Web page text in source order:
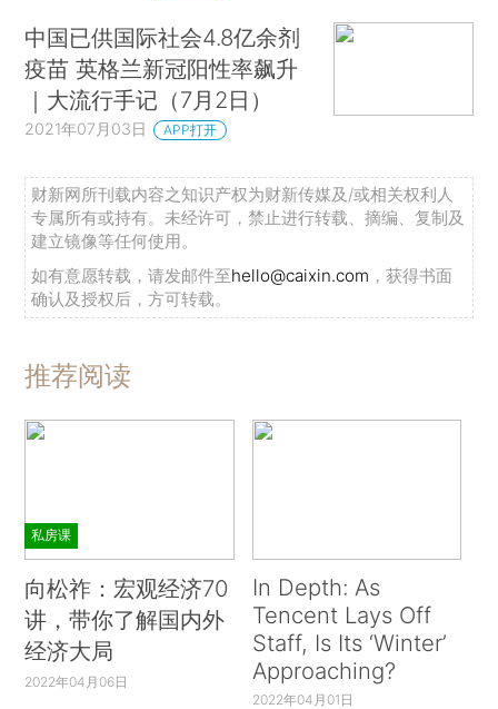
中国已供国际社会4.8亿余剂
疫苗 英格兰新冠阳性率飙升
｜大流行手记（7月2日）
2021年07月03日 APP打开
财新网所刊载内容之知识产权为财新传媒及/或相关权利人
专属所有或持有。未经许可，禁止进行转载、摘编、复制及
建立镜像等任何使用。
如有意愿转载，请发邮件至hello@caixin.com ，获得书面
确认及授权后，方可转载。
推荐阅读
私房课
向松祚：宏观经济70
讲，带你了解国内外
经济大局
2022年04月06日
In Depth: As
Tencent Lays Off
Staff, Is Its ‘Winter’
Approaching?
2022年04月01日